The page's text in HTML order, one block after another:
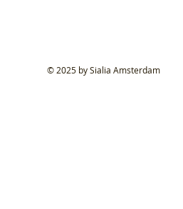
© 2025 by Sialia Amsterdam